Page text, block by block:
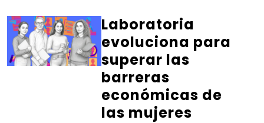
Laboratoria
evoluciona para
superar las
barreras
económicas de
las mujeres